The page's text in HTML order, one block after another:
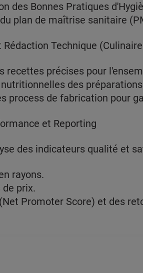
des Bonnes Pratiques
plan de maîtrise sanitaire
Technique
recettes précises pour
des
process de fabrication pour
et Reporting
des indicateurs qualité et
rayons.
de prix.
Promoter Score) et des